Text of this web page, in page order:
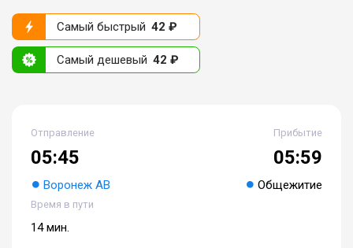
Самый быстрый 42 ₽
Самый дешевый 42 ₽
Отправление
05:45
Воронеж АВ
Прибытие
05:59
Общежитие
Время в пути
14 мин.